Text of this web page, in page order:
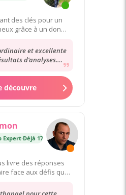
des clés pour un
grâce à un don
et excellente
d’analyses.
nous....
découvre
·Déjà 175 000 consultations
livre des réponses
face aux défis que